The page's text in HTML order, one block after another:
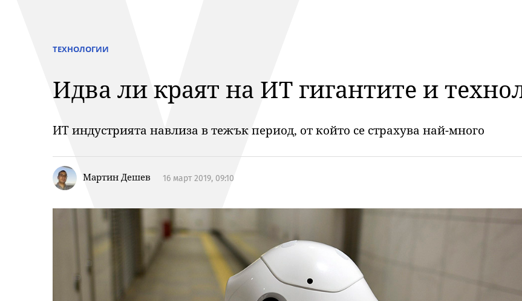
ТЕХНОЛОГИИ
Идва ли краят на ИТ гигантите и
ИТ индустрията навлиза в тежък период, от който се страхува най-много
Мартин Дешев 16 март 2019, 09:10